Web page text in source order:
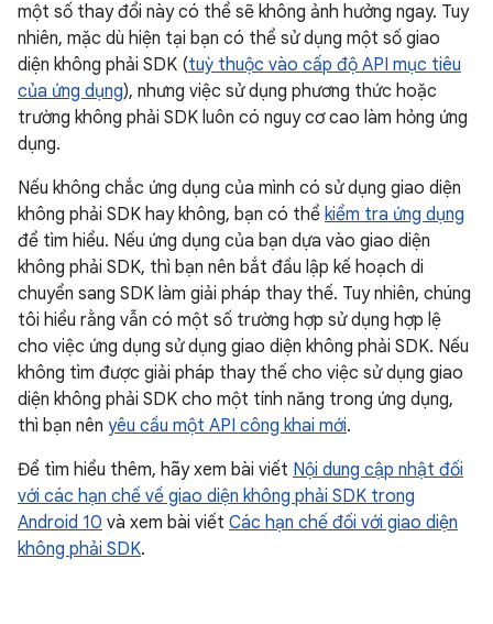
một số thay đổi này có thể sẽ không ảnh hưởng ngay. Tuy
nhiên, mặc dù hiện tại bạn có thể sử dụng một số giao
diện không phải SDK (tuỳ thuộc vào cấp độ API mục tiêu
của ứng dụng), nhưng việc sử dụng phương thức hoặc
trường không phải SDK luôn có nguy cơ cao làm hỏng ứng
dụng.
Nếu không chắc ứng dụng của mình có sử dụng giao diện
không phải SDK hay không, bạn có thể kiểm tra ứng dụng
để tìm hiểu. Nếu ứng dụng của bạn dựa vào giao diện
không phải SDK, thì bạn nên bắt đầu lập kế hoạch di
chuyển sang SDK làm giải pháp thay thế. Tuy nhiên, chúng
tôi hiểu rằng vẫn có một số trường hợp sử dụng hợp lệ
cho việc ứng dụng sử dụng giao diện không phải SDK. Nếu
không tìm được giải pháp thay thế cho việc sử dụng giao
diện không phải SDK cho một tính năng trong ứng dụng,
thì bạn nên yêu cầu một API công khai mới.
Để tìm hiểu thêm, hãy xem bài viết Nội dung cập nhật đối
với các hạn chế về giao diện không phải SDK trong
Android 10 và xem bài viết Các hạn chế đối với giao diện
không phải SDK.